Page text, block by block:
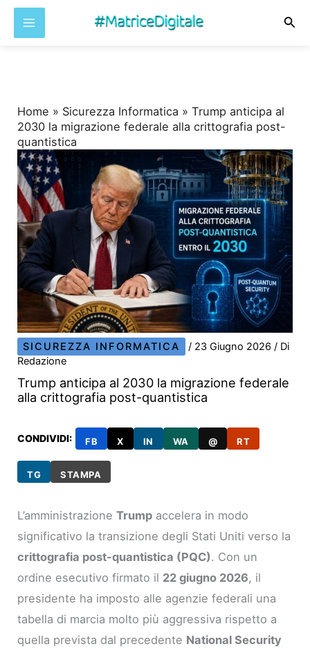
Home » Sicurezza Informatica »Trump anticipa al
2030 la migrazione federale alla crittografia post-
quantistica
SICUREZZA INFORMATICA / 23 Giugno 2026/ Di
Redazione
Trump anticipa al 2030 la migrazione federale
alla crittografia post-quantistica
CONDIVIDI: FB X IN WA @ RT
TG STAMPA
L’amministrazioneTrump accelera in modo
significativo la transizione degli Stati Uniti verso la
crittografia post-quantistica (PQC). Con un
ordine esecutivo firmato il 22 giugno 2026, il
presidente ha imposto alle agenzie federali una
tabella di marcia molto più aggressiva rispetto a
quella prevista dal precedente National Security